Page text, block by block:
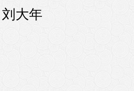
刘大年